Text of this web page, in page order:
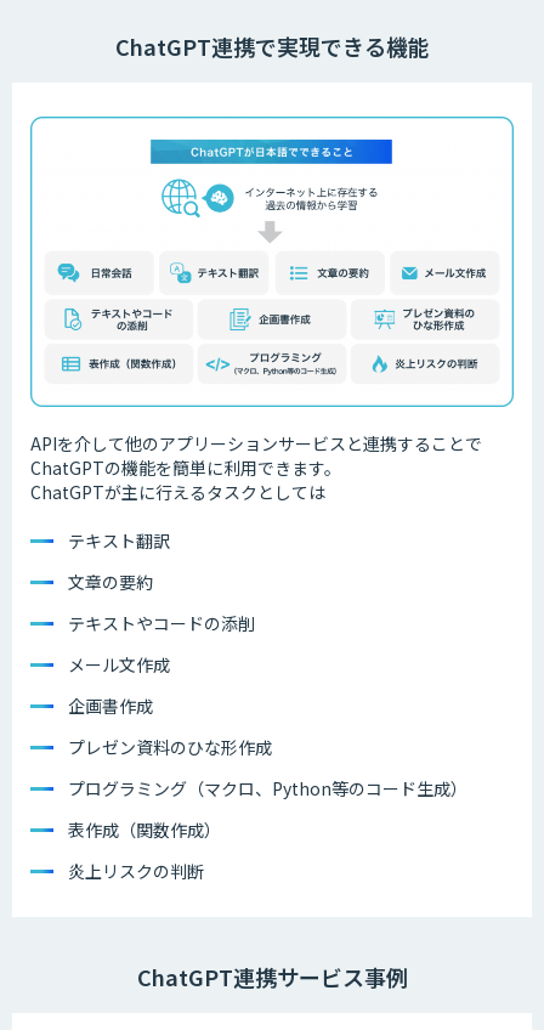
ChatGPT連携で実現できる機能
APIを介して他のアプリーションサービスと連携することで
ChatGPTの機能を簡単に利用できます。
ChatGPTが主に行えるタスクとしては
テキスト翻訳
文章の要約
テキストやコードの添削
メール文作成
企画書作成
プレゼン資料のひな形作成
プログラミング（マクロ、Python等のコード生成）
表作成（関数作成）
炎上リスクの判断
ChatGPT連携サービス事例